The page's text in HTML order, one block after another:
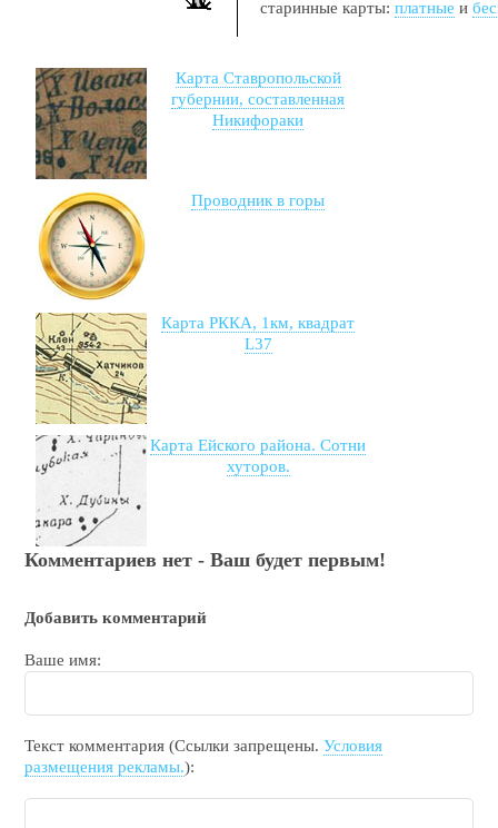
старинные карты:платные и
Карта Ставропольской
губернии, составленная
Никифораки
Проводник в горы
Карта РККА, 1км, квадрат
L37
Карта Ейского района. Сотни
хуторов.
Комментариев нет - Ваш будет первым!
Добавить комментарий
Ваше имя:
Текст комментария (Ссылки запрещены.Условия
размещения рекламы.):